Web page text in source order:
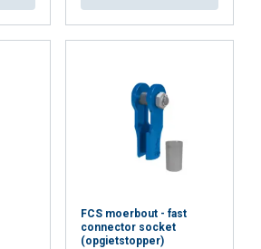
FCS moerbout - fast
connector socket
(opgietstopper)